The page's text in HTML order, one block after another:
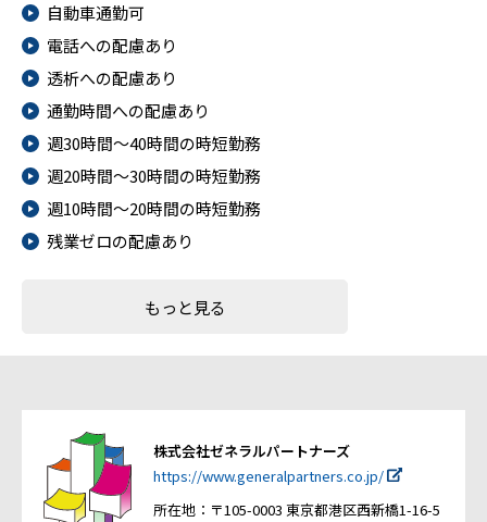
自動車通勤可
電話への配慮あり
透析への配慮あり
通勤時間への配慮あり
週30時間～40時間の時短勤務
週20時間～30時間の時短勤務
週10時間～20時間の時短勤務
残業ゼロの配慮あり
もっと見る
株式会社ゼネラルパートナーズ
https://www.generalpartners.co.jp/
所在地：〒105-0003 東京都港区西新橋1-16-5